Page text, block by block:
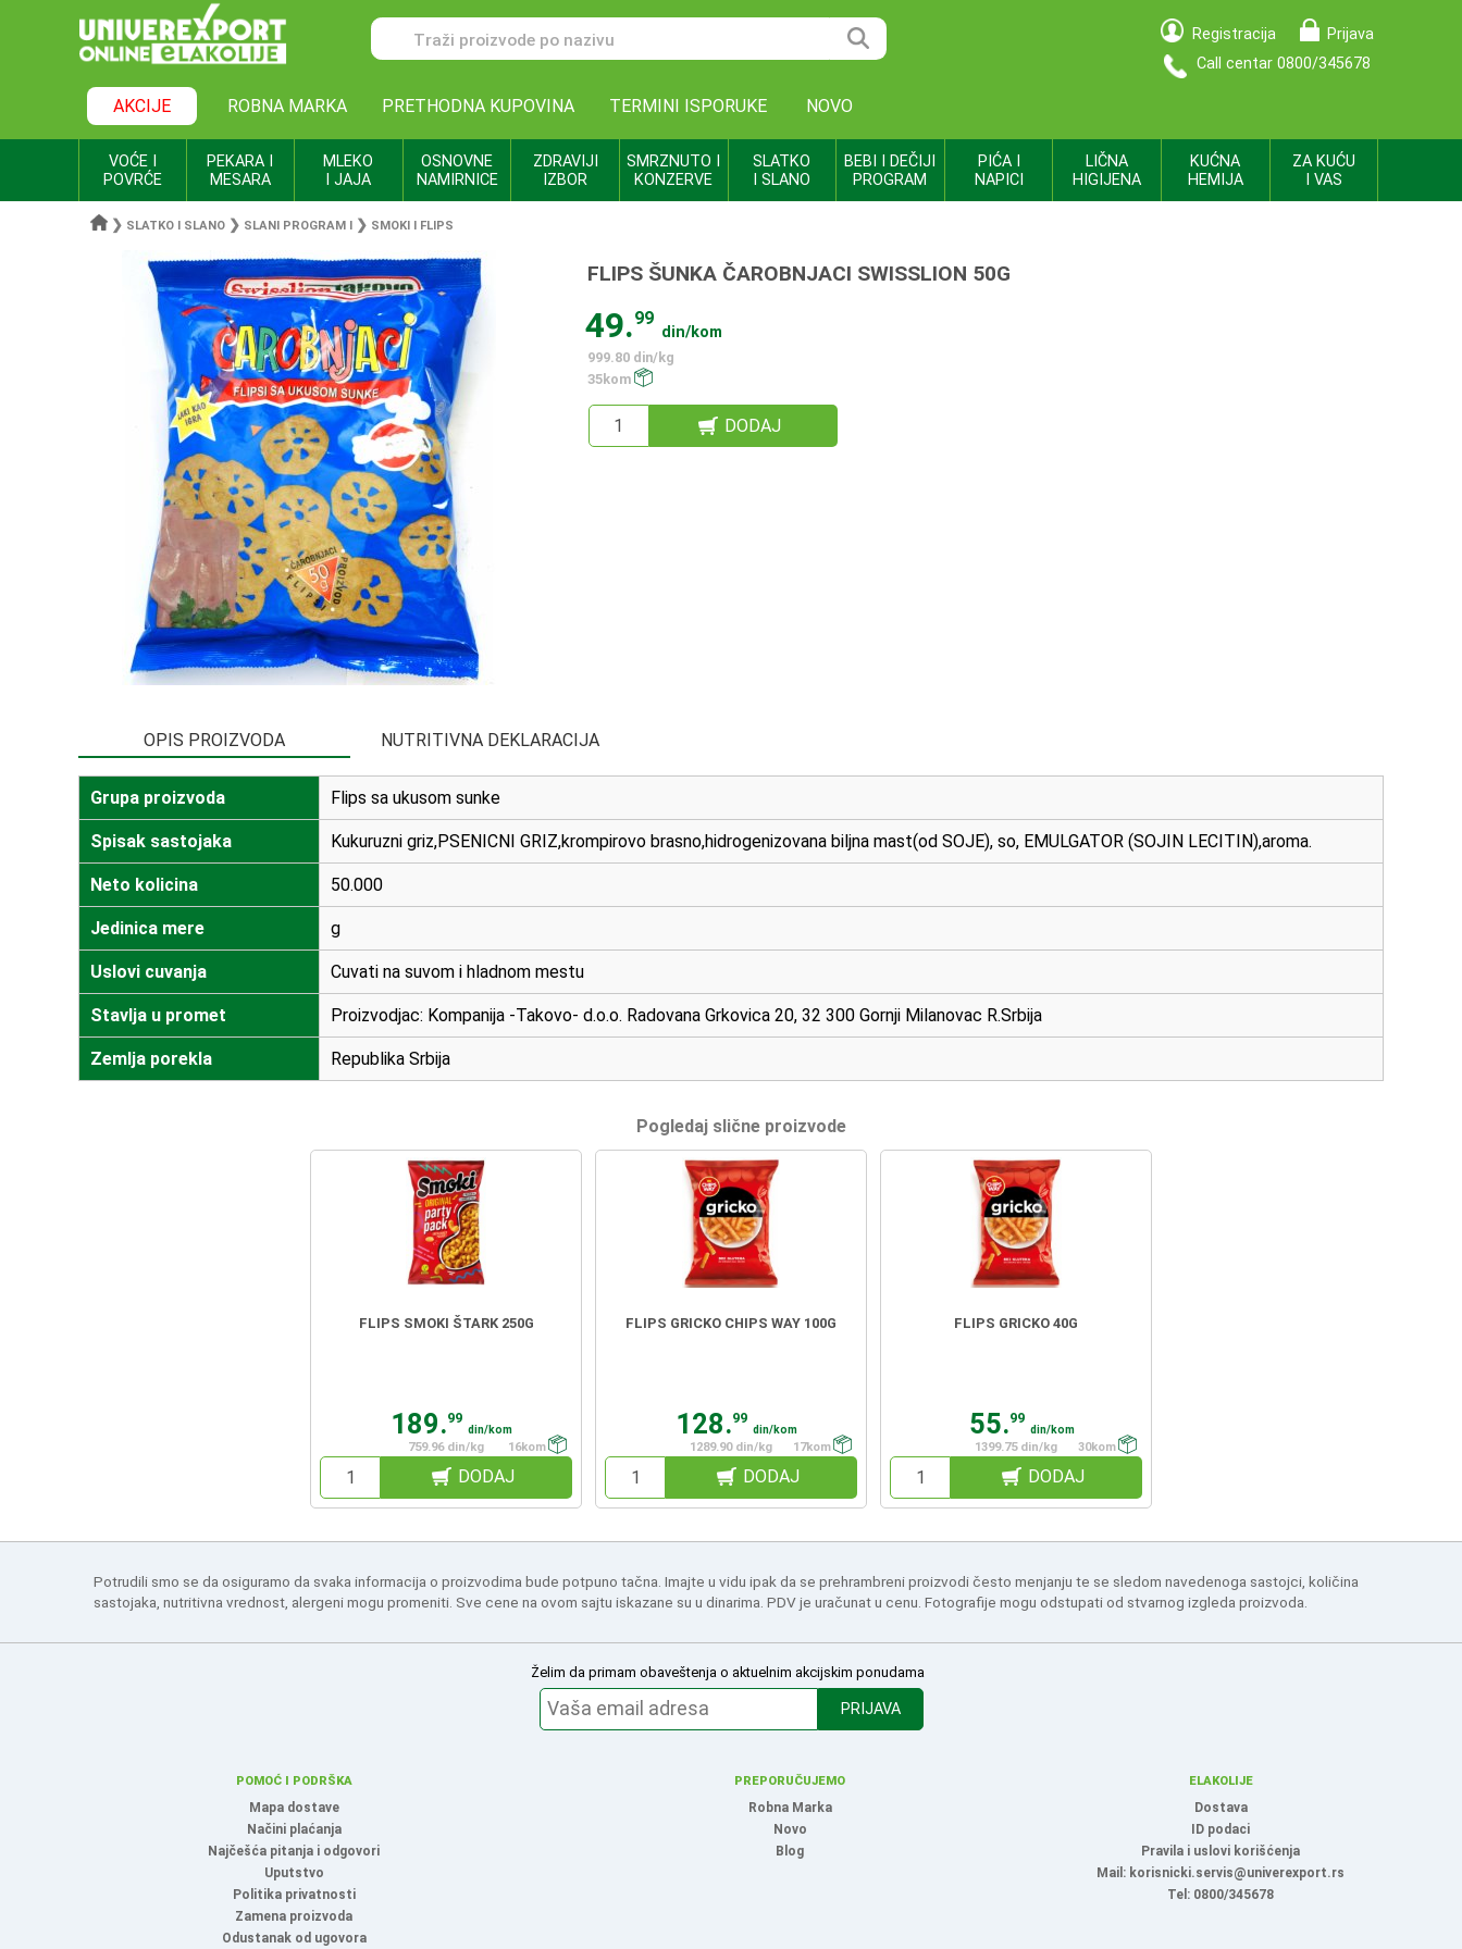
Registracija
Prijava
Call centar 0800/345678
AKCIJE ROBNA MARKA PRETHODNA KUPOVINA TERMINI ISPORUKE NOVO
VOĆE I
POVRĆE
PEKARA I
MESARA
MLEKO
I JAJA
OSNOVNE
NAMIRNICE
ZDRAVIJI
IZBOR
SMRZNUTO I
KONZERVE
SLATKO
I SLANO
BEBI I DEČIJI
PROGRAM
PIĆA I
NAPICI
LIČNA
HIGIJENA
KUĆNA
HEMIJA
ZA KUĆU
I VAS
❯ SLATKO I SLANO ❯ SLANI PROGRAM I ❯ SMOKI I FLIPS
FLIPS ŠUNKA ČAROBNJACI SWISSLION 50G
49.99
din/kom
999.80 din/kg
35kom
DODAJ
OPIS PROIZVODA NUTRITIVNA DEKLARACIJA
Grupa proizvoda Flips sa ukusom sunke
Spisak sastojaka Kukuruzni griz,PSENICNI GRIZ,krompirovo brasno,hidrogenizovana biljna mast(od SOJE), so, EMULGATOR (SOJIN LECITIN),aroma.
Neto kolicina 50.000
Jedinica mere g
Uslovi cuvanja Cuvati na suvom i hladnom mestu
Stavlja u promet Proizvodjac: Kompanija -Takovo- d.o.o. Radovana Grkovica 20, 32 300 Gornji Milanovac R.Srbija
Zemlja porekla Republika Srbija
Pogledaj slične proizvode
FLIPS SMOKI ŠTARK 250G
189.99
din/kom
759.96 din/kg
16kom
DODAJ
FLIPS GRICKO CHIPS WAY 100G
128.99
din/kom
1289.90 din/kg
17kom
DODAJ
FLIPS GRICKO 40G
55.99
din/kom
1399.75 din/kg
30kom
DODAJ
Potrudili smo se da osiguramo da svaka informacija o proizvodima bude potpuno tačna. Imajte u vidu ipak da se prehrambreni proizvodi često menjanju te se sledom navedenoga sastojci, količina
sastojaka, nutritivna vrednost, alergeni mogu promeniti. Sve cene na ovom sajtu iskazane su u dinarima. PDV je uračunat u cenu. Fotografije mogu odstupati od stvarnog izgleda proizvoda.
Želim da primam obaveštenja o aktuelnim akcijskim ponudama
PRIJAVA
POMOĆ I PODRŠKA
Mapa dostave
Načini plaćanja
Najčešća pitanja i odgovori
Uputstvo
Politika privatnosti
Zamena proizvoda
Odustanak od ugovora
PREPORUČUJEMO
Robna Marka
Novo
Blog
ELAKOLIJE
Dostava
ID podaci
Pravila i uslovi korišćenja
Mail: korisnicki.servis@univerexport.rs
Tel: 0800/345678